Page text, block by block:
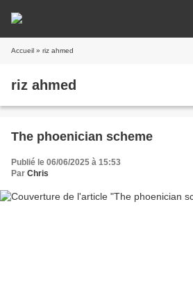
Accueil » riz ahmed
riz ahmed
The phoenician scheme
Publié le 06/06/2025 à 15:53
Par Chris